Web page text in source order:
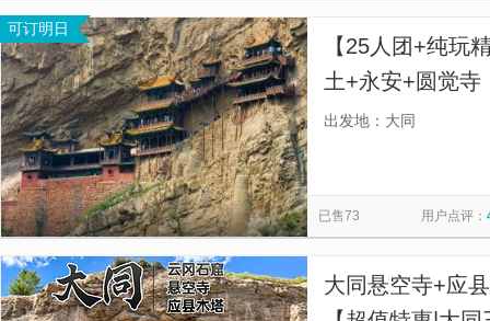
可订明日
【25人团+纯玩
土+永安+圆觉寺
同讲解，优质导
出发地：大同
已售73 用户点评：
大同悬空寺+应